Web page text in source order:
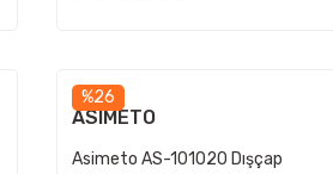
%26
ASIMETO
Asimeto AS-101020 Dışçap